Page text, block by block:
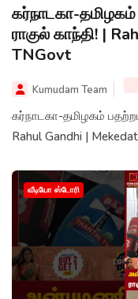
கர்நாடகா-
ராகுல் காந்தி! |
TNGovt
Kumudam Team
கர்நாடகா-தமிழகம்
Rahul Gandhi |
வீடியோ ஸ்டோரி